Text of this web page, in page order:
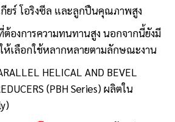
ยร์ โอริงซีล และลูกปืนคุณภาพสูง
ต้องการความทนทานสูง นอกจากนี้ยังมี
ห้เลือกใช้หลากหลายตามลักษณะงาน
HELICAL AND BEVEL
(PBH Series) ผลิตใน